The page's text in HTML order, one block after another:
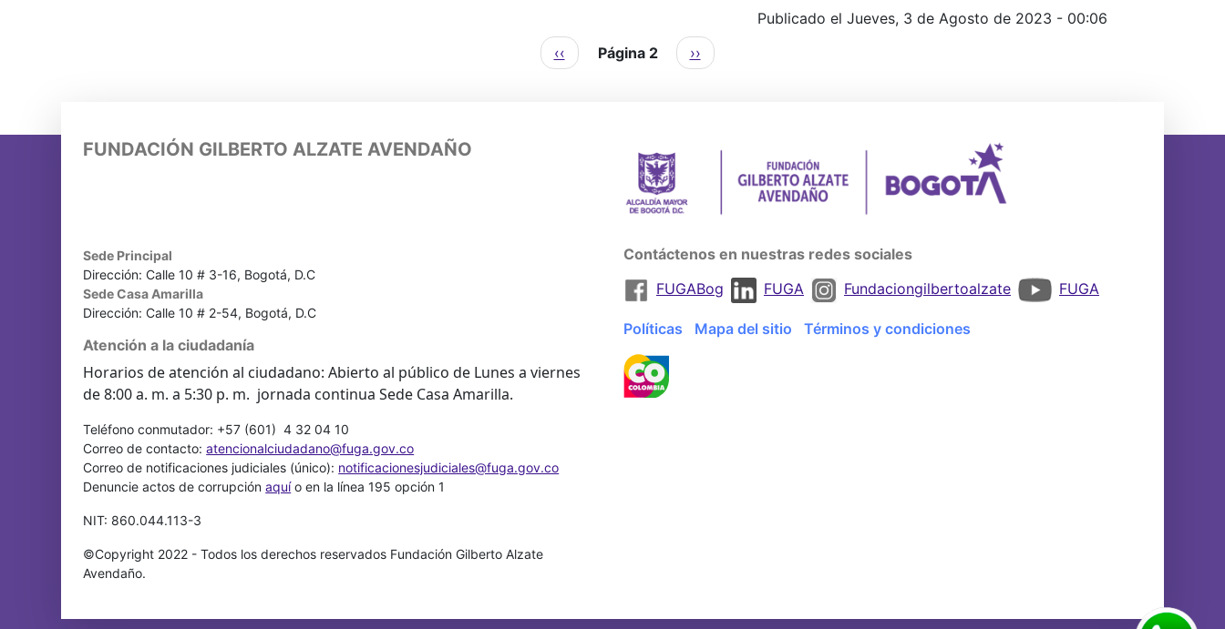
Publicado el Jueves, 3 de Agosto de 2023 - 00:06
Página anterior
‹‹ Página 2 Siguiente página
››
FUNDACIÓN GILBERTO ALZATE AVENDAÑO
Sede Principal
Dirección: Calle 10 # 3-16, Bogotá, D.C
Sede Casa Amarilla
Dirección: Calle 10 # 2-54, Bogotá, D.C
Atención a la ciudadanía
Horarios de atención al ciudadano: Abierto al público de Lunes a viernes
de 8:00 a. m. a 5:30 p. m. jornada continua Sede Casa Amarilla.
Teléfono conmutador: +57 (601) 4 32 04 10
Correo de contacto:atencionalciudadano@fuga.gov.co
Correo de notificaciones judiciales (único): notificacionesjudiciales@fuga.gov.co
Denuncie actos de corrupciónaquío en la línea 195 opción 1
NIT: 860.044.113-3
©Copyright 2022 - Todos los derechos reservados Fundación Gilberto Alzate
Avendaño.
Contáctenos en nuestras redes sociales
FUGABog
FUGA Fundaciongilbertoalzate FUGA
Políticas Mapa del sitio Términos y condiciones